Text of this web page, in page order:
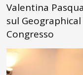
Valentina
sul
Congresso